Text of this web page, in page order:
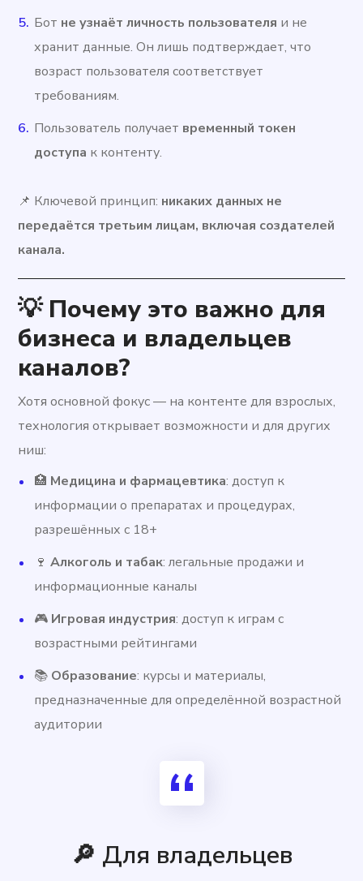
Бот не узнаёт личность пользователя и не
хранит данные. Он лишь подтверждает, что
возраст пользователя соответствует
требованиям.
Пользователь получает временный токен
доступа к контенту.
📌 Ключевой принцип: никаких данных не
передаётся третьим лицам, включая создателей
канала.
💡 Почему это важно для
бизнеса и владельцев
каналов?
Хотя основной фокус — на контенте для взрослых,
технология открывает возможности и для других
ниш:
🏥 Медицина и фармацевтика: доступ к
информации о препаратах и процедурах,
разрешённых с 18+
🍷Алкоголь и табак: легальные продажи и
информационные каналы
🎮 Игровая индустрия: доступ к играм с
возрастными рейтингами
📚 Образование: курсы и материалы,
предназначенные для определённой возрастной
аудитории
🔎 Для владельцев